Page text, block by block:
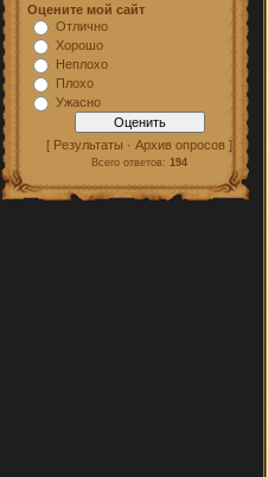
Оцените мой сайт
Отлично
Хорошо
Неплохо
Плохо
Ужасно
[ Результаты · Архив опросов ]
Всего ответов: 194